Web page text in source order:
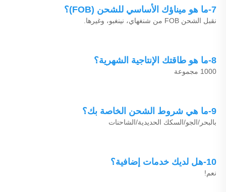
7-ما هو ميناؤك الأساسي للشحن (FOB)؟
نقبل الشحن FOB من شنغهاي، نينغبو، وغيرها.
8-ما هو طاقتك الإنتاجية الشهرية؟
1000 مجموعة
9-ما هي شروط الشحن الخاصة بك؟
بالبحر/الجو/السكك الحديدية/الشاحنات
10-هل لديك خدمات إضافية؟
نعم!